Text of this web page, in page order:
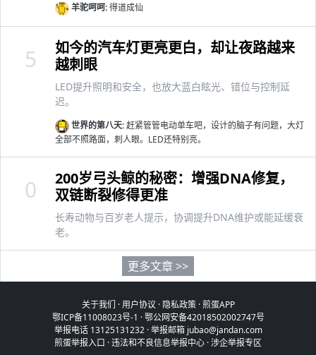
羊驼呵呵:得道成仙
如今的汽车灯更亮更白，却让夜路越来
越刺眼
LED提升照明和安全，也放大蓝白眩光、错位与控制延
迟。
世界的第八天:赶紧管管电动单车吧，设计的脑子有问题，大灯
全部不照路面，刺人眼。LED还特别亮。
5
200岁弓头鲸的秘密：增强DNA修复，
双链断裂修得更准
长寿动物与百岁老人提示，协调提升DNA维护或能延缓衰
老。
0
更多文章 >>
关于我们 ·用户协议 · 隐私政策·煎蛋APP
鄂ICP备11008023号-1 ·鄂公网安备42018502002747号
举报电话 13125131232 · 举报邮箱 jubao@jandan.com
煎蛋举报入口 ·违法和不良信息举报中心 ·涉企举报专区